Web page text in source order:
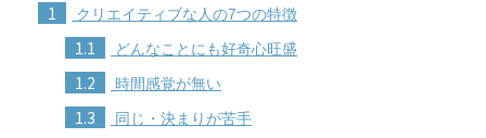
1 クリエイティブな人の7つの特徴
1.1 どんなことにも好奇心旺盛
1.2 時間感覚が無い
1.3 同じ・決まりが苦手